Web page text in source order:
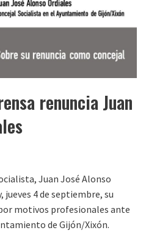
renuncia Juan
Juan José Alonso
4 de septiembre, su
motivos profesionales ante
de Gijón/Xixón.